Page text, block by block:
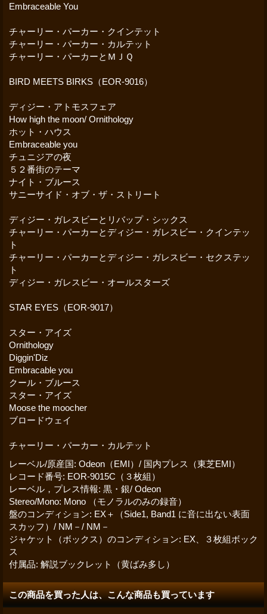
Embraceable You
チャーリー・パーカー・クインテット
チャーリー・パーカー・カルテット
チャーリー・パーカーとＭＪＱ
BIRD MEETS BIRKS（EOR-9016）
ディジー・アトモスフェア
How high the moon/ Ornithology
ホット・ハウス
Embraceable you
チュニジアの夜
５２番街のテーマ
ナイト・ブルース
サニーサイド・オブ・ザ・ストリート
ディジー・ガレスビーとリバップ・シックス
チャーリー・パーカーとディジー・ガレスビー・クインテッ
ト
チャーリー・パーカーとディジー・ガレスビー・セクステッ
ト
ディジー・ガレスビー・オールスターズ
STAR EYES（EOR-9017）
スター・アイズ
Ornithology
Diggin'Diz
Embracable you
クール・ブルース
スター・アイズ
Moose the moocher
ブロードウェイ
チャーリー・パーカー・カルテット
レーベル/原産国: Odeon（EMI）/ 国内プレス（東芝EMI）
レコード番号: EOR-9015C（３枚組）
レーベル，プレス情報: 黒・銀/ Odeon
Stereo/Mono: Mono （モノラルのみの録音）
盤のコンディション: EX＋（Side1, Band1 に音に出ない表面
スカッフ）/ NM－/ NM－
ジャケット（ボックス）のコンディション: EX、３枚組ボック
ス
付属品: 解説ブックレット（黄ばみ多し）
この商品を買った人は、こんな商品も買っています